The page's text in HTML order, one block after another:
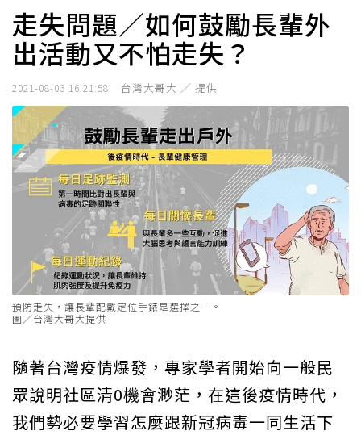
走失問題／如何鼓勵長輩外
出活動又不怕走失？
2021-08-03 16:21:58 台灣大哥大 ／ 提供
預防走失，讓長輩配戴定位手錶是選擇之一。
圖／台灣大哥大提供
隨著台灣疫情爆發，專家學者開始向一般民
眾說明社區清0機會渺茫，在這後疫情時代，
我們勢必要學習怎麼跟新冠病毒一同生活下